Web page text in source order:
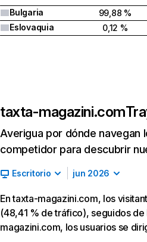
Bulgaria
99,88 %
Eslovaquia
0,12 %
taxta-magazini.com
Averigua por dónde
competidor para descubrir
Escritorio jun 2026
En taxta-magazini.com, los
(48,41 % de tráfico), seguidos
magazini.com, los usuarios se